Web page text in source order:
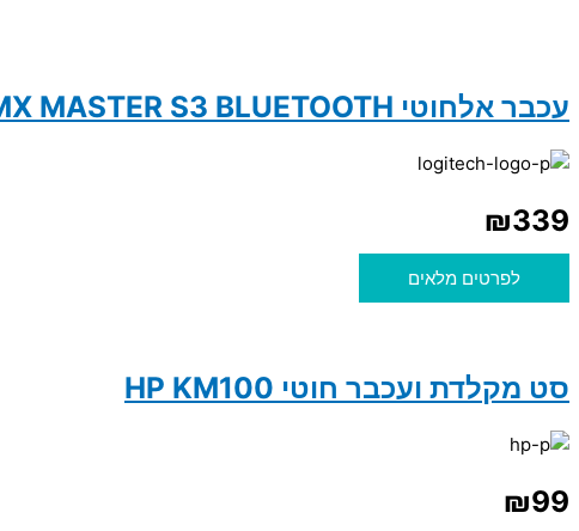
עכבר אלחוטי LOGITECH MX MASTER S3 BLUETOOTH
₪339
לפרטים מלאים
סט מקלדת ועכבר חוטי HP KM100
₪99